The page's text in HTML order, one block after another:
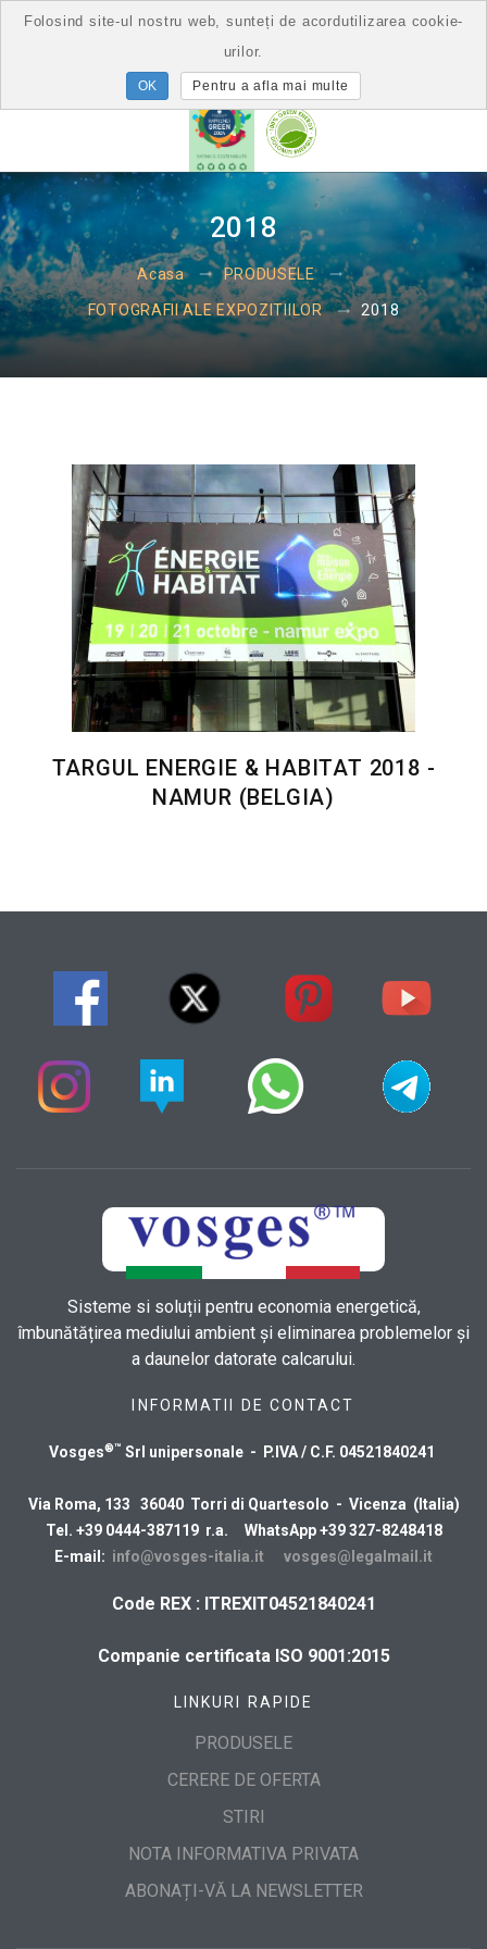
2018
Acasa PRODUSELE
FOTOGRAFII ALE EXPOZITIILOR 2018
TARGUL ENERGIE & HABITAT 2018 -
NAMUR (BELGIA)
Sisteme si soluții pentru economia energetică,
îmbunătățirea mediului ambient și eliminarea problemelor și
a daunelor datorate calcarului.
INFORMATII DE CONTACT
Vosges®™ Srl unipersonale - P.IVA / C.F. 04521840241
Via Roma, 133 36040 Torri di Quartesolo - Vicenza (Italia)
Tel. +39 0444-387119 r.a. WhatsApp +39 327-8248418
E-mail: info@vosges-italia.it vosges@legalmail.it
Code REX : ITREXIT04521840241
Companie certificata ISO 9001:2015
LINKURI RAPIDE
PRODUSELE
CERERE DE OFERTA
STIRI
NOTA INFORMATIVA PRIVATA
ABONAȚI-VĂ LA NEWSLETTER
Folosind site-ul nostru web, sunteți de acordutilizarea cookie-
urilor.
Pentru a afla mai multe